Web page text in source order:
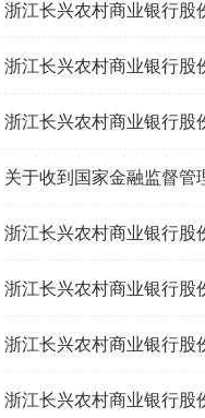
浙江长兴农村商业银行股
浙江长兴农村商业银行股
浙江长兴农村商业银行股
关于收到国家金融监督管
浙江长兴农村商业银行股
浙江长兴农村商业银行股
浙江长兴农村商业银行股
浙江长兴农村商业银行股